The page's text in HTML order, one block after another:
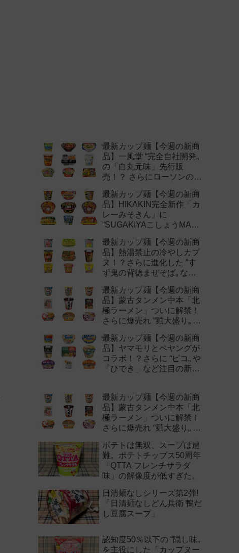
最新カップ麺【今週の新商
品】一風堂 “完全自社開発„
の「白丸元味」先行販
売！？ さらにローソンの激
新作まとめ！
最新カップ麺【今週の新商
品】HIKAKIN完全新作「カ
レーみそきん」に
“SUGAKIYAこしょうMAX„
最新カップ麺【今週の新商
品】熱湯禁止の冷やしカプ
ヌ！？さらに進化した “す
ず鬼の背徳まぜそば„ など
最新カップ麺【今週の新商
品】蒙古タンメン中本「北
極ラーメン」ついに解禁！
さらに爆売れ “麺大盛り„ シ
作まとめ！
最新カップ麺【今週の新商
品】ヤマモリとペヤングが
コラボ！？さらに “ピコ„ や
「ひでき」など注目の新作
最新カップ麺【今週の新商
品】蒙古タンメン中本「北
極ラーメン」ついに解禁！
さらに爆売れ “麺大盛り„ シ
作まとめ！
ポテトは無双、スープは遭
難。ポテトチップス50周年
「QTTA フレンチサラダ
味」の解像度が低すぎた。
日清麺なしシリーズ第2弾!
「日清麺なしどん兵衛 鴨だ
し豆腐スープ」
認知度50％以下の “隠し味„
を主役にした「カップヌー